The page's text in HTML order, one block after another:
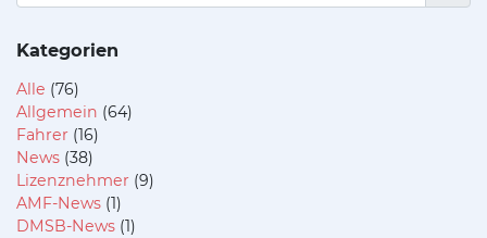
Kategorien
Alle (76)
Allgemein (64)
Fahrer (16)
News (38)
Lizenznehmer (9)
AMF-News (1)
DMSB-News (1)